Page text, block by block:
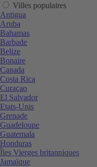
Villes populaires
Antigua
Aruba
Bahamas
Barbade
Belize
Bonaire
Canada
Costa Rica
Curaçao
El Salvador
Etats-Unis
Grenade
Guadeloupe
Guatemala
Honduras
Îles Vierges britanniques
Jamaïque